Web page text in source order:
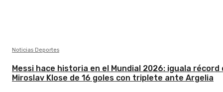
Noticias Deportes
Messi hace historia en el Mundial 2026: iguala récord
Miroslav Klose de 16 goles con triplete ante Argelia